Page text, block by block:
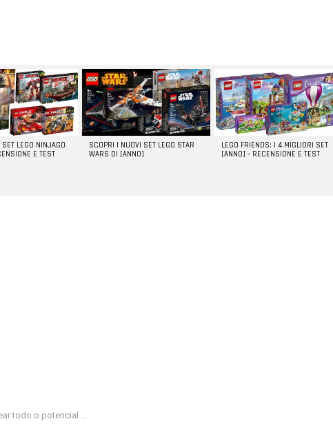
LEGO NINJAGO
E TEST
SCOPRI I NUOVI SET LEGO STAR
WARS DI [ANNO]
LEGO FRIENDS: I 4 MIGLIORI SET
[ANNO] – RECENSIONE E TEST
do seu computador!